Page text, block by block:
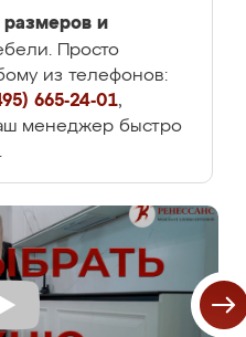
размеров и
Просто
из телефонов:
665-24-01,
менеджер быстро